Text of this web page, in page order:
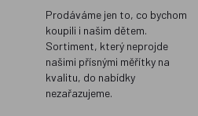
Prodáváme jen to, co bychom
koupili i našim dětem.
Sortiment, který neprojde
našimi přísnými měřítky na
kvalitu, do nabídky
nezařazujeme.